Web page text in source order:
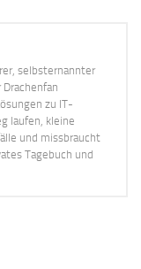
selbsternannter
zu IT-
laufen, kleine
und missbraucht
Tagebuch und